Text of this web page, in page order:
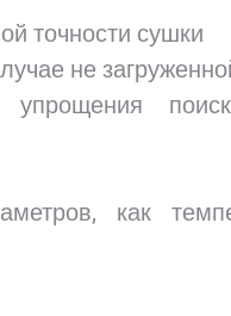
точности сушки
не
как